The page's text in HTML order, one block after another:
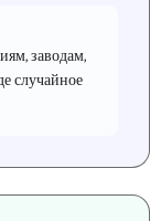
заводам,
случайное